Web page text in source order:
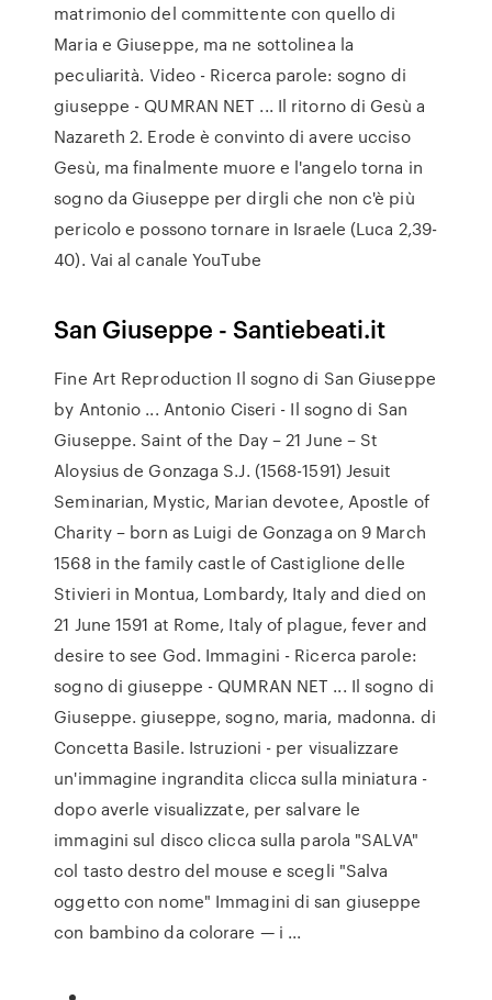
matrimonio del committente con quello di
Maria e Giuseppe, ma ne sottolinea la
peculiarità. Video - Ricerca parole: sogno di
giuseppe - QUMRAN NET ... Il ritorno di Gesù a
Nazareth 2. Erode è convinto di avere ucciso
Gesù, ma finalmente muore e l'angelo torna in
sogno da Giuseppe per dirgli che non c'è più
pericolo e possono tornare in Israele (Luca 2,39-
40). Vai al canale YouTube
San Giuseppe - Santiebeati.it
Fine Art Reproduction Il sogno di San Giuseppe
by Antonio ... Antonio Ciseri - Il sogno di San
Giuseppe. Saint of the Day – 21 June – St
Aloysius de Gonzaga S.J. (1568-1591) Jesuit
Seminarian, Mystic, Marian devotee, Apostle of
Charity – born as Luigi de Gonzaga on 9 March
1568 in the family castle of Castiglione delle
Stivieri in Montua, Lombardy, Italy and died on
21 June 1591 at Rome, Italy of plague, fever and
desire to see God. Immagini - Ricerca parole:
sogno di giuseppe - QUMRAN NET ... Il sogno di
Giuseppe. giuseppe, sogno, maria, madonna. di
Concetta Basile. Istruzioni - per visualizzare
un'immagine ingrandita clicca sulla miniatura -
dopo averle visualizzate, per salvare le
immagini sul disco clicca sulla parola "SALVA"
col tasto destro del mouse e scegli "Salva
oggetto con nome" Immagini di san giuseppe
con bambino da colorare — i ...